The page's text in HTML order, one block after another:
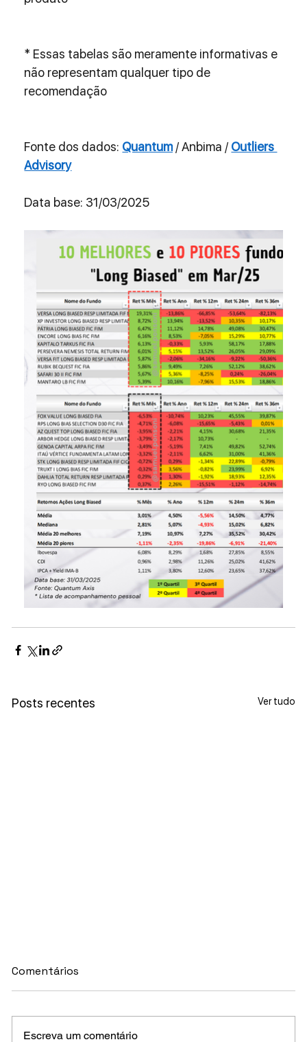
* Essas tabelas são meramente informativas e
não representam qualquer tipo de
recomendação
Fonte dos dados: Quantum / Anbima / Outliers
Advisory
Data base: 31/03/2025
Posts recentes Ver tudo
Comentários
Escreva um comentário